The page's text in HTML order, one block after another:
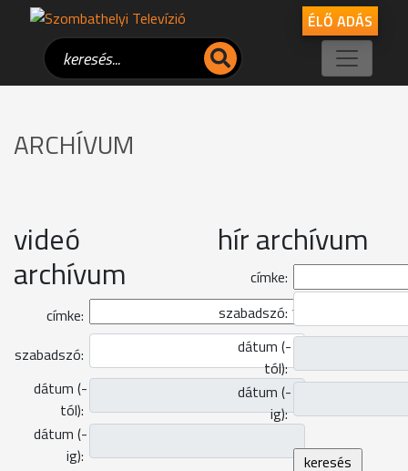
ÉLŐ ADÁS
ARCHÍVUM
videó
archívum
címke:
szabadszó:
dátum (-
tól):
dátum (-
ig):
hír archívum
címke:
szabadszó:
dátum (-
tól):
dátum (-
ig):